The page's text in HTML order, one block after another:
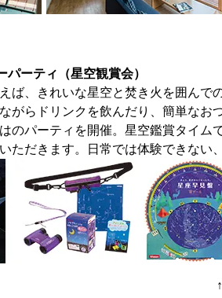
ーティ（星空観賞会）
ば、きれいな星空と焚き火を囲んで
がらドリンクを飲んだり、簡単なお
のパーティを開催。星空鑑賞タイム
ただきます。日常では体験できない